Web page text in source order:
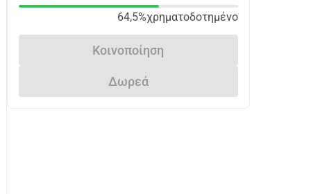
64,5%χρηματοδοτημένο
Κοινοποίηση
Δωρεά